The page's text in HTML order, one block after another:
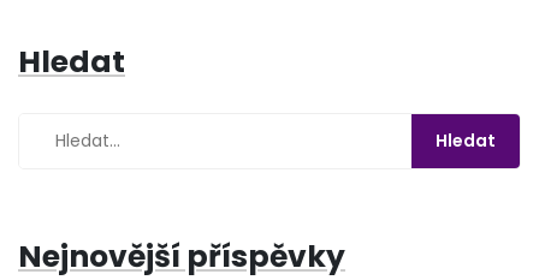
Hledat
Nejnovější příspěvky